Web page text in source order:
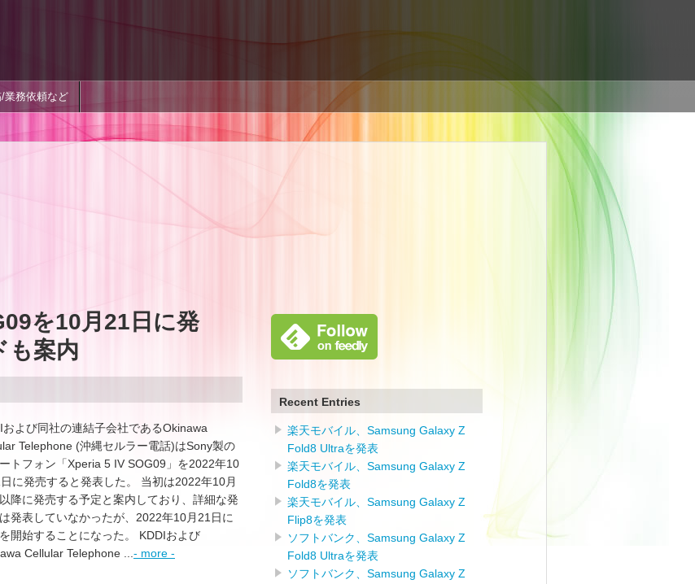
業務依頼など
を10月21日に発
も案内
および同社の連結子会社であるOkinawa
Telephone (沖縄セルラー電話)はSony製の
トフォン「Xperia 5 IV SOG09」を2022年10
日に発売すると発表した。 当初は2022年10月
降に発売する予定と案内しており、詳細な発
発表していなかったが、2022年10月21日に
開始することになった。 KDDIおよび
Cellular Telephone ... - more -
Recent Entries
楽天モバイル、Samsung Galaxy Z
Fold8 Ultraを発表
楽天モバイル、Samsung Galaxy Z
Fold8を発表
楽天モバイル、Samsung Galaxy Z
Flip8を発表
ソフトバンク、Samsung Galaxy Z
Fold8 Ultraを発表
ソフトバンク、Samsung Galaxy Z